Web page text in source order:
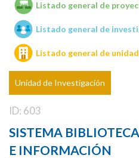
Unidades de
Listado general de
Listado general de
Listado general de
Unidad de Investigación
ID: 603
SISTEMA
E INFORMACIÓN